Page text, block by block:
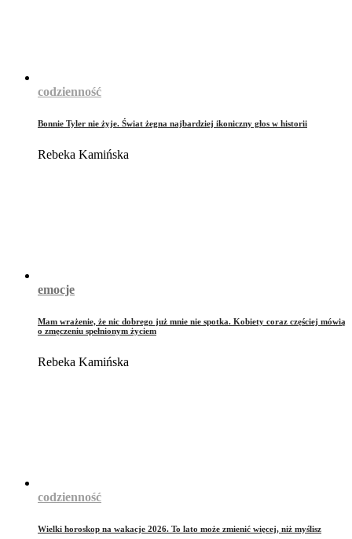
codzienność
Bonnie Tyler nie żyje. Świat żegna najbardziej ikoniczny głos w historii
Rebeka Kamińska
emocje
Mam wrażenie, że nic dobrego już mnie nie spotka. Kobiety coraz częściej mówią
o zmęczeniu spełnionym życiem
Rebeka Kamińska
codzienność
Wielki horoskop na wakacje 2026. To lato może zmienić więcej, niż myślisz